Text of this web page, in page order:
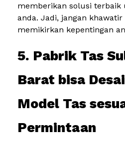
memberikan solusi terbaik
anda. Jadi, jangan
memikirkan kepentingan
5. Pabrik Tas
Barat bisa
Model Tas
Permintaan